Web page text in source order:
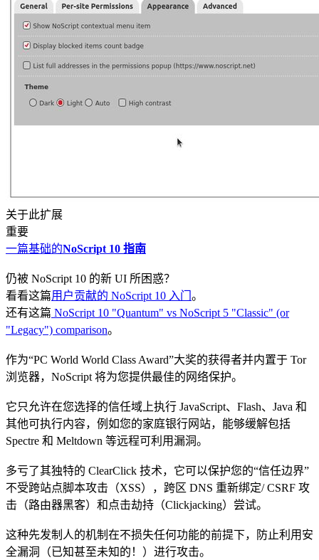
关于此扩展
重要
一篇基础的NoScript 10 指南
仍被 NoScript 10 的新 UI 所困惑？
看看这篇用户贡献的 NoScript 10 入门 。
还有这篇 NoScript 10 "Quantum" vs NoScript 5 "Classic" (or
"Legacy") comparison。
作为“PC World World Class Award”大奖的获得者并内置于 Tor
浏览器，NoScript 将为您提供最佳的网络保护。
它只允许在您选择的信任域上执行 JavaScript、Flash、Java 和
其他可执行内容，例如您的家庭银行网站，能够缓解包括
Spectre 和 Meltdown 等远程可利用漏洞。
多亏了其独特的 ClearClick 技术，它可以保护您的“信任边界”
不受跨站点脚本攻击（XSS），跨区 DNS 重新绑定/ CSRF 攻
击（路由器黑客）和点击劫持（Clickjacking）尝试。
这种先发制人的机制在不损失任何功能的前提下，防止利用安
全漏洞（已知甚至未知的！）进行攻击。